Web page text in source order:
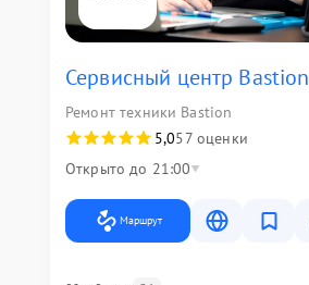
Сервисный центр Bastion
Ремонт техники Bastion
5,057 оценки
Открыто до 21:00
Маршрут